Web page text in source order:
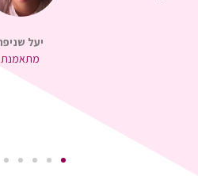
שרי תדהר
מתאמנת